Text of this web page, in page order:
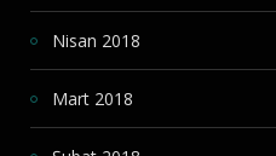
Nisan 2018
Mart 2018